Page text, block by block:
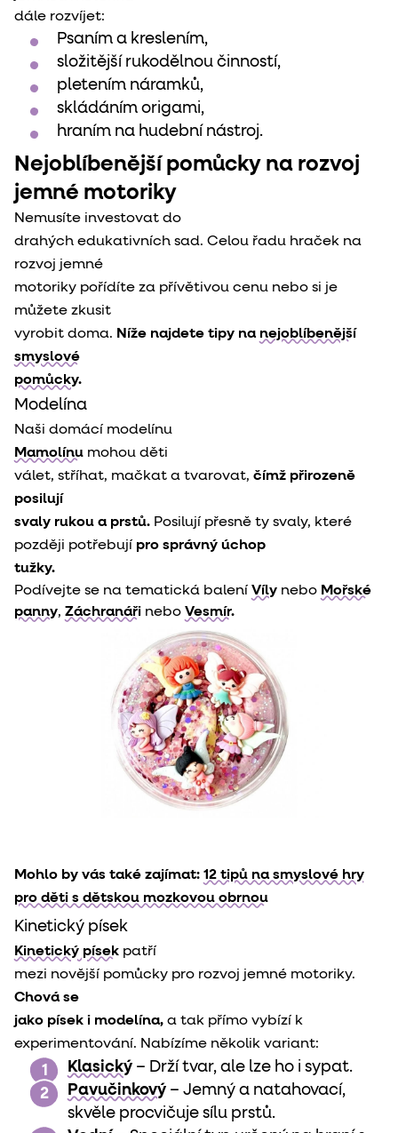
dále rozvíjet:
Psaním a kreslením,
složitější rukodělnou činností,
pletením náramků,
skládáním origami,
hraním na hudební nástroj.
Nejoblíbenější pomůcky na rozvoj
jemné motoriky
Nemusíte investovat do
drahých edukativních sad. Celou řadu hraček na
rozvoj jemné
motoriky pořídíte za přívětivou cenu nebo si je
můžete zkusit
vyrobit doma. Níže najdete tipy na nejoblíbenější
smyslové
pomůcky.
Modelína
Mamolínu mohou děti
válet, stříhat, mačkat a tvarovat, čímž přirozeně
posilují
svaly rukou a prstů. Posilují přesně ty svaly, které
později potřebují pro správný úchop
tužky.
Podívejte se na tematická balení Víly nebo Mořské
panny, Záchranáři nebo Vesmír.
Mohlo by vás také zajímat: 12 tipů na smyslové hry
pro děti s dětskou mozkovou obrnou
Kinetický písek
Kinetický písek patří
Chová se
jako písek i modelína, a tak přímo vybízí k
experimentování. Nabízíme několik variant:
Klasický – Drží tvar, ale lze ho i sypat.
Pavučinkový – Jemný a natahovací,
skvěle procvičuje sílu prstů.